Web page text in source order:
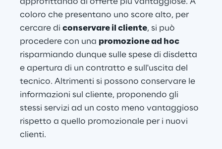
coloro che presentano uno score alto, per
cercare di conservare il cliente, si può
procedere con una promozione ad hoc
risparmiando dunque sulle spese di disdetta
e apertura di un contratto e sull'uscita del
tecnico. Altrimenti si possono conservare le
informazioni sul cliente, proponendo gli
stessi servizi ad un costo meno vantaggioso
rispetto a quello promozionale per i nuovi
clienti.